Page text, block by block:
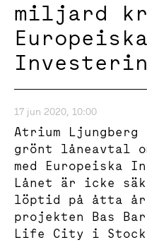
miljard
Europeiska
17 jun 2020, 10:00
Atrium
grönt låneavtal
med Europeiska
Lånet är icke
löptid på åtta
projekten Bas
Life City i